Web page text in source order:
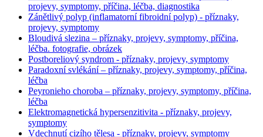
projevy, symptomy, příčina, léčba, diagnostika
Zánětlivý polyp (inflamatorní fibroidní polyp) - příznaky,
projevy, symptomy
Bloudivá slezina – příznaky, projevy, symptomy, příčina,
léčba. fotografie, obrázek
Postboreliový syndrom - příznaky, projevy, symptomy
Paradoxní svlékání – příznaky, projevy, symptomy, příčina,
léčba
Peyronieho choroba – příznaky, projevy, symptomy, příčina,
léčba
Elektromagnetická hypersenzitivita - příznaky, projevy,
symptomy
Vdechnutí cizího tělesa - příznaky, projevy, symptomy